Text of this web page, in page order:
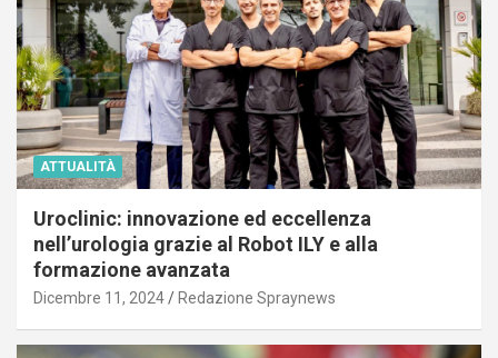
ATTUALITÀ
Uroclinic: innovazione ed eccellenza
nell’urologia grazie al Robot ILY e alla
formazione avanzata
Dicembre 11, 2024 Redazione Spraynews